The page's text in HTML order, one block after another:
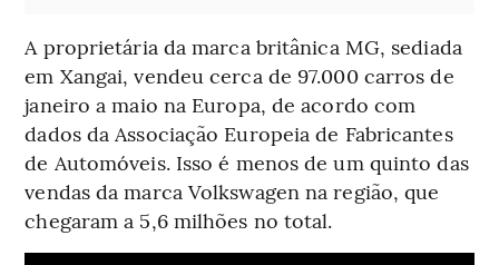
A proprietária da marca britânica MG, sediada
em Xangai, vendeu cerca de 97.000 carros de
janeiro a maio na Europa, de acordo com
dados da Associação Europeia de Fabricantes
de Automóveis. Isso é menos de um quinto das
vendas da marca Volkswagen na região, que
chegaram a 5,6 milhões no total.